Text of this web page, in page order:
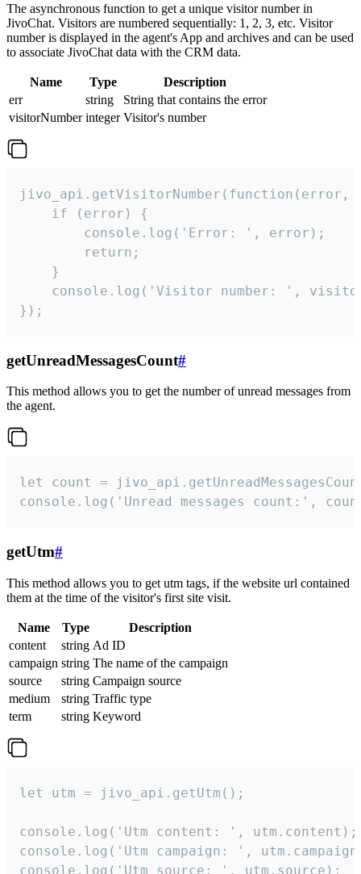
The asynchronous function to get a unique visitor number in
JivoChat. Visitors are numbered sequentially: 1, 2, 3, etc. Visitor
number is displayed in the agent's App and archives and can be used
to associate JivoChat data with the CRM data.
Name Type
Description
err
string
String that contains the error
visitorNumber integer Visitor's number
jivo_api.getVisitorNumber(function(error,
    if (error) {
        console.log('Error: ', error);
        return;
    }
console.log('Visitor number: ',
});
getUnreadMessagesCount#
This method allows you to get the number of unread messages from
the agent.
let count =
console.log('Unread messages count:',
getUtm#
This method allows you to get utm tags, if the website url contained
them at the time of the visitor's first site visit.
Name Type
Description
content
string Ad ID
campaign string The name of the campaign
source
string Campaign source
medium
string Traffic type
term
string Keyword
let utm = jivo_api.getUtm();
console.log('Utm content: ', utm.content);
console.log('Utm campaign: ',
console.log('Utm source: ', utm.source);